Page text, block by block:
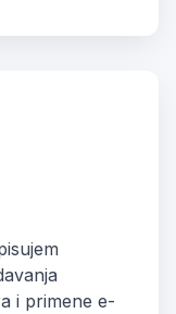
i primene e-